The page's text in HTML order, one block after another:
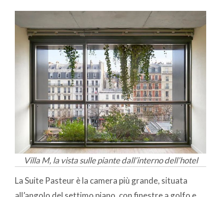
Villa M, la vista sulle piante dall’interno dell’hotel
La Suite Pasteur è la camera più grande, situata